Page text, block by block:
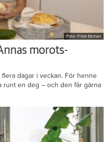
Foto: Frida Ekman
morots-
dagar i veckan. För henne
runt en deg – och den får gärna